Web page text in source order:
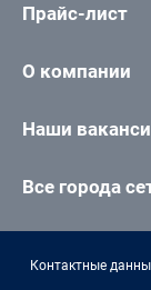
Прайс-лист
О компании
Наши
Все города
Контактные